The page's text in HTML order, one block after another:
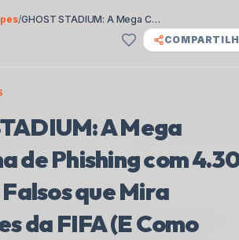
/
GHOST STADIUM: A Mega Campanha de Phishing com 4.300 Domínios Falsos que Mira Torcedores da FIFA (E Como Brasileiros Podem se Proteger!)
A Mega
de Phishing com
que Mira
da FIFA (E Como